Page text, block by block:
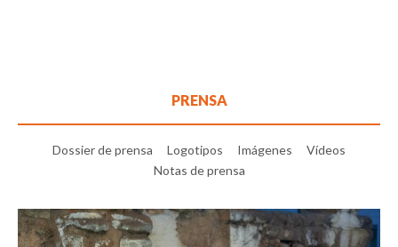
PRENSA
Dossier de prensa Logotipos Imágenes
Vídeos
Notas de prensa